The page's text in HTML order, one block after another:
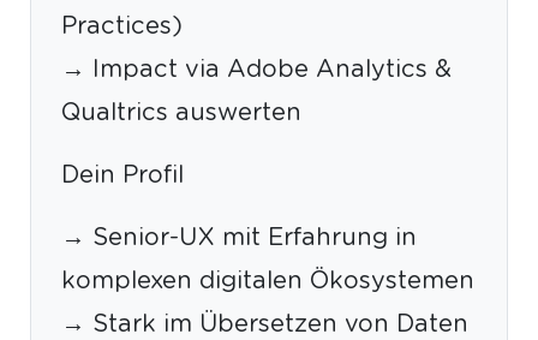
Practices)
→ Impact via Adobe Analytics &
Qualtrics auswerten
Dein Profil
→ Senior-UX mit Erfahrung in
komplexen digitalen Ökosystemen
→ Stark im Übersetzen von Daten